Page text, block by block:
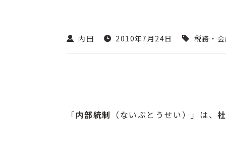
内田 2010年7月24日 税務・
「内部統制 （ないぶとうせい）」は、